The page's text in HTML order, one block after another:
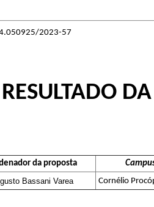
2023-57
da proposta
Bassani Varea
Cornélio